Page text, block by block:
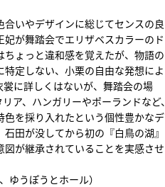
合いやデザインに総じてセンスの良
妃が舞踏会でエリザベスカラーのド
ちょっと違和感を覚えたが、物語の
特定しない、小栗の自由な発想によ
裳に詳しくはないが、舞踏会の場
ア、ハンガリーやポーランドなど、
色を採り入れたという個性豊かなデ
田が没してから初の『白鳥の湖』
図が継承されていることを実感させ
ゆうぽうとホール）